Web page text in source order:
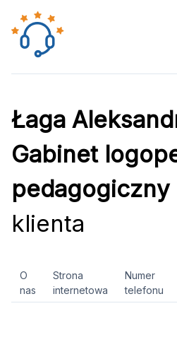
Łaga
Gabinet
pedagogiczny
klienta
O
nas
Strona
internetowa
Numer
telefonu